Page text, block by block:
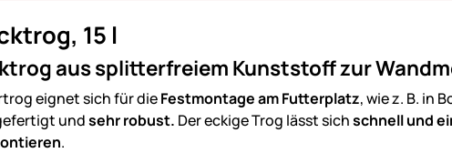
15 l
aus splitterfreiem Kunststoff zur
eignet sich für dieFestmontage am Futterplatz, wie z. B. in
undsehr robust. Der eckige Trog lässt sichschnell und
.